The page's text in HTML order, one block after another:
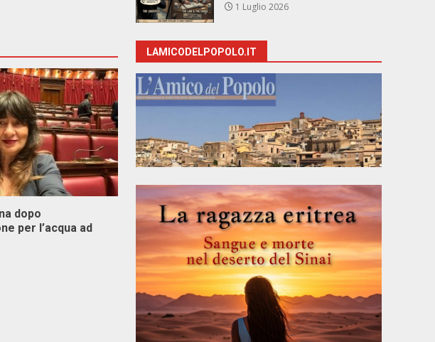
dopo
per l’acqua ad
1 Luglio 2026
LAMICODELPOPOLO.IT